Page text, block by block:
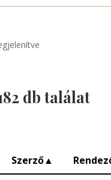
db találat
Szerző▲